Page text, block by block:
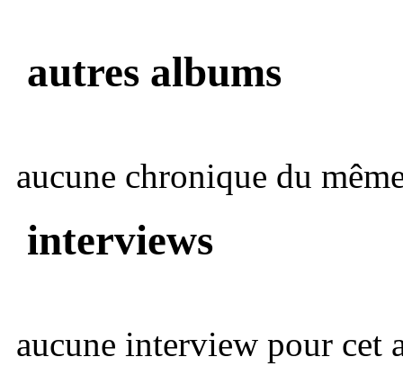
autres albums
aucune chronique du
interviews
aucune interview pour cet